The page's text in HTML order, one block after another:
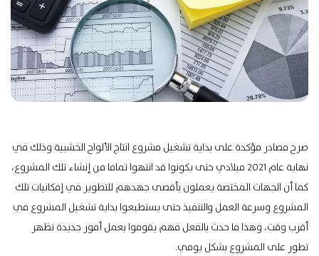
صرح مصادر مؤكدة على بداية تشغيل مشروع انتاج الألواح الخشبية وذلك في
نهاية عام 2021 ميلادي حتى يكونوا قد انتهوا تماما من إنشاء تلك المشروع،
كما أن الجهات المختصة يعملون بأقصى جهدهم للتطوير في إمكانيات تلك
المشروع وسرعة العمل والتنفيذ حتى يستطيعوا بداية تشغيل المشروع في
أقرب وقت، وهذا ما حدث بالفعل فهم يقوموا بعمل أمور جديدة تظهر
تطور على المشروع بشكل يومي.